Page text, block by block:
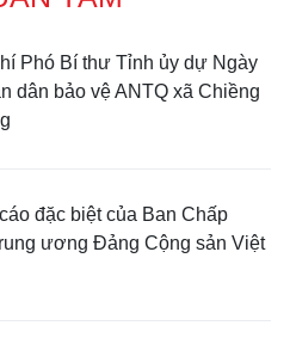
Phó Bí thư Tỉnh ủy dự Ngày
dân bảo vệ ANTQ xã Chiềng
đặc biệt của Ban Chấp
ương Đảng Cộng sản Việt